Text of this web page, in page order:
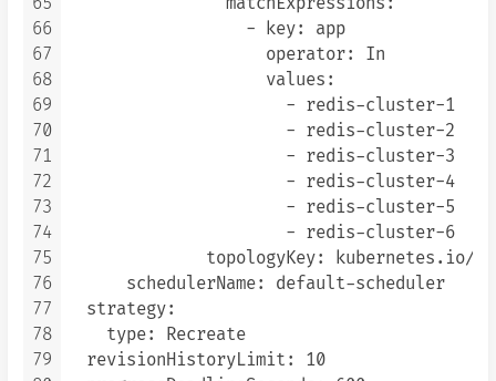
66
67
68
69
70
71
72
73
74
75
76
77
78
79
                  - key: app
                    operator: In
                    values:
                      - redis-cluster-1
                      - redis-cluster-2
                      - redis-cluster-3
                      - redis-cluster-4
                      - redis-cluster-5
                      - redis-cluster-6
topologyKey: kubernetes.io/
      schedulerName: default-scheduler
  strategy:
    type: Recreate
  revisionHistoryLimit: 10